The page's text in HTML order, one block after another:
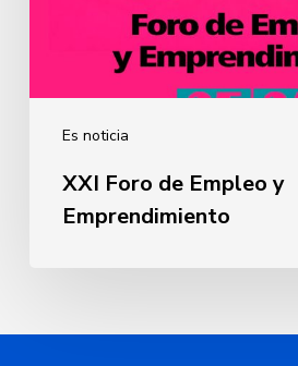
Es noticia
XXI Foro de Empleo y
Emprendimiento